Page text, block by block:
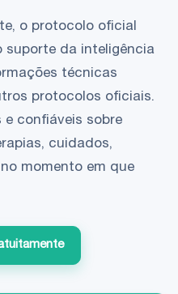
o protocolo oficial
suporte da inteligência
técnicas
protocolos oficiais.
confiáveis sobre
cuidados,
momento em que